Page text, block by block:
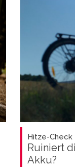
Hitze-Check
Ruiniert
Akku?